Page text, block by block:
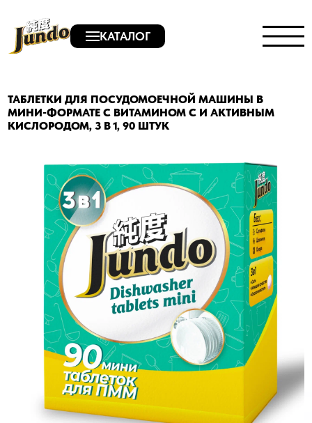
КАТАЛОГ
ТАБЛЕТКИ ДЛЯ ПОСУДОМОЕЧНОЙ МАШИНЫ В
МИНИ-ФОРМАТЕ С ВИТАМИНОМ С И АКТИВНЫМ
КИСЛОРОДОМ, 3 В 1, 90 ШТУК